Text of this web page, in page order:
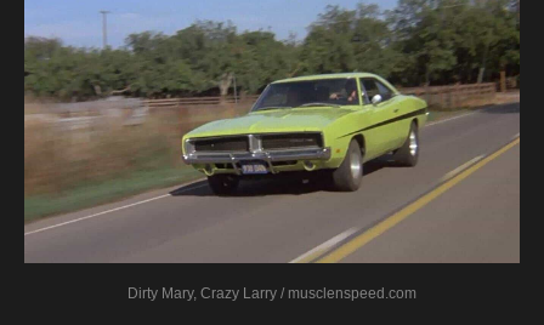
Dirty Mary, Crazy Larry / musclenspeed.com